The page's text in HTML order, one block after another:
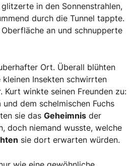
glitzerte in den Sonnenstrahlen,
durch die Tunnel tappte.
an und schnupperte
Ort. Überall blühten
kleinen Insekten schwirrten
Kurt winkte seinen Freunden zu:
dem schelmischen Fuchs
sie das Geheimnis der
doch niemand wusste, welche
sie dort erwarten würden.